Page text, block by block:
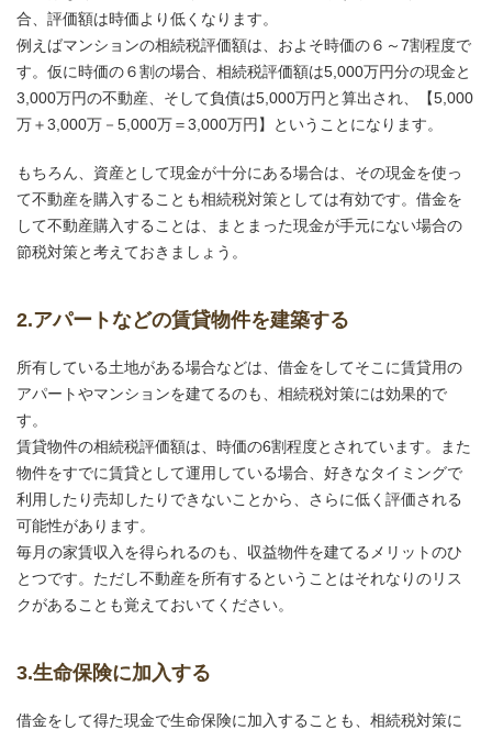
合、評価額は時価より低くなります。
例えばマンションの相続税評価額は、およそ時価の６～7割程度で
す。仮に時価の６割の場合、相続税評価額は5,000万円分の現金と
3,000万円の不動産、そして負債は5,000万円と算出され、【5,000
万＋3,000万－5,000万＝3,000万円】ということになります。
もちろん、資産として現金が十分にある場合は、その現金を使っ
て不動産を購入することも相続税対策としては有効です。借金を
して不動産購入することは、まとまった現金が手元にない場合の
節税対策と考えておきましょう。
2.アパートなどの賃貸物件を建築する
所有している土地がある場合などは、借金をしてそこに賃貸用の
アパートやマンションを建てるのも、相続税対策には効果的で
す。
賃貸物件の相続税評価額は、時価の6割程度とされています。また
物件をすでに賃貸として運用している場合、好きなタイミングで
利用したり売却したりできないことから、さらに低く評価される
可能性があります。
毎月の家賃収入を得られるのも、収益物件を建てるメリットのひ
とつです。ただし不動産を所有するということはそれなりのリス
クがあることも覚えておいてください。
3.生命保険に加入する
借金をして得た現金で生命保険に加入することも、相続税対策に